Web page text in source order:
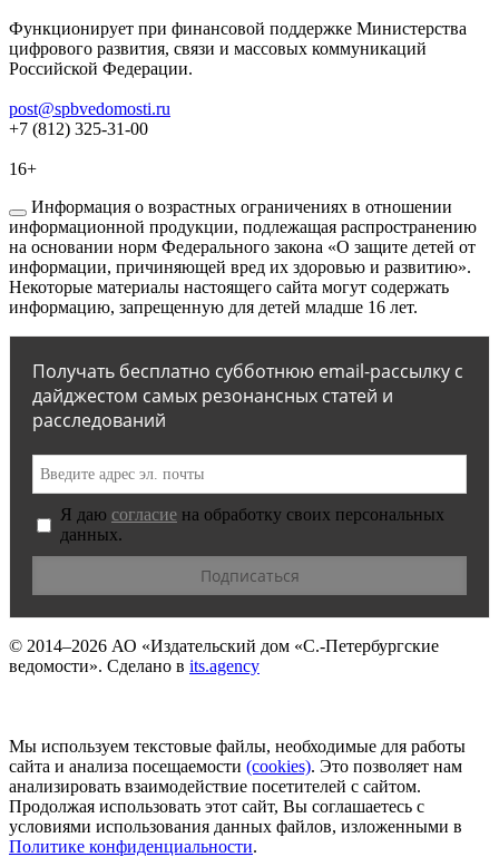
Функционирует при финансовой поддержке Министерства
цифрового развития, связи и массовых коммуникаций
Российской Федерации.
post@spbvedomosti.ru
+7 (812) 325-31-00
16+
Информация о возрастных ограничениях в отношении
информационной продукции, подлежащая распространению
на основании норм Федерального закона «О защите детей от
информации, причиняющей вред их здоровью и развитию».
Некоторые материалы настоящего сайта могут содержать
информацию, запрещенную для детей младше 16 лет.
Получать бесплатно субботнюю email-рассылку с
дайджестом самых резонансных статей и
расследований
Я даю согласие на обработку своих персональных
данных.
© 2014–2026 АО «Издательский дом «С.-Петербургские
ведомости». Сделано в its.agency
Мы используем текстовые файлы, необходимые для работы
сайта и анализа посещаемости (сookies). Это позволяет нам
анализировать взаимодействие посетителей с сайтом.
Продолжая использовать этот сайт, Вы соглашаетесь с
условиями использования данных файлов, изложенными в
Политике конфиденциальности.